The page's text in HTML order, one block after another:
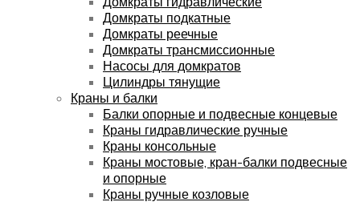
Домкраты подкатные
Домкраты реечные
Домкраты трансмиссионные
Насосы для домкратов
Цилиндры тянущие
Краны и балки
Балки опорные и подвесные концевые
Краны гидравлические ручные
Краны консольные
Краны мостовые, кран-балки подвесные
и опорные
Краны ручные козловые